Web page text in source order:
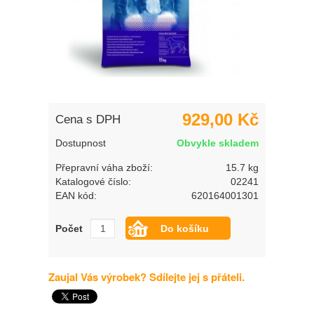
Cena s DPH 929,00 Kč
Dostupnost Obvykle skladem
Přepravní váha zboží:
15.7 kg
Katalogové číslo:
02241
EAN kód:
620164001301
Počet
Zaujal Vás výrobek? Sdílejte jej s přáteli.